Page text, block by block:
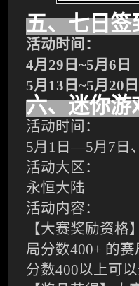
五、七日签
活动时间：
4月 29 日 ~5月 6 日
5月 13 日 ~5月 20 日
六、迷你游
活动时间：
5月 1 日—5月 7 日、
活动大区：
永恒大陆
活动内容：
【大赛奖励资
局分数400+ 的
分数400以上可